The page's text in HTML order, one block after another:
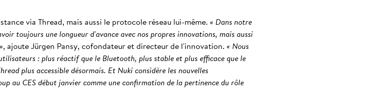
via Thread, mais aussi le protocole réseau lui-même. « Dans notre
toujours une longueur d'avance avec nos propres innovations, mais aussi
, ajoute Jürgen Pansy, cofondateur et directeur de l'innovation. « Nous
: plus réactif que le Bluetooth, plus stable et plus efficace que le
plus accessible désormais. Et Nuki considère les nouvelles
au CES début janvier comme une confirmation de la pertinence du rôle